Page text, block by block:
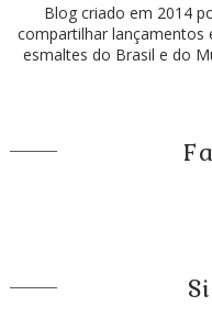
Blog criado em 2014
compartilhar lançamentos
esmaltes do Brasil e do